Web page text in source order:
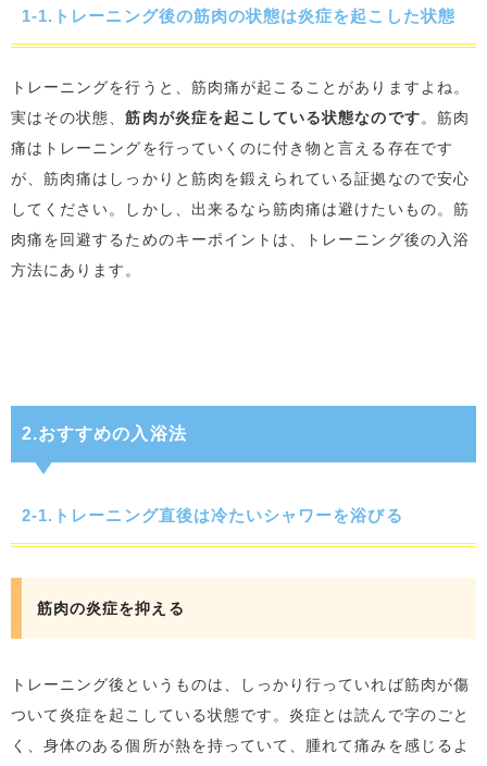
1-1.トレーニング後の筋肉の状態は炎症を起こした状態
トレーニングを行うと、筋肉痛が起こることがありますよね。
実はその状態、筋肉が炎症を起こしている状態なのです。筋肉
痛はトレーニングを行っていくのに付き物と言える存在です
が、筋肉痛はしっかりと筋肉を鍛えられている証拠なので安心
してください。しかし、出来るなら筋肉痛は避けたいもの。筋
肉痛を回避するためのキーポイントは、トレーニング後の入浴
方法にあります。
2.おすすめの入浴法
2-1.トレーニング直後は冷たいシャワーを浴びる
筋肉の炎症を抑える
トレーニング後というものは、しっかり行っていれば筋肉が傷
ついて炎症を起こしている状態です。炎症とは読んで字のごと
く、身体のある個所が熱を持っていて、腫れて痛みを感じるよ